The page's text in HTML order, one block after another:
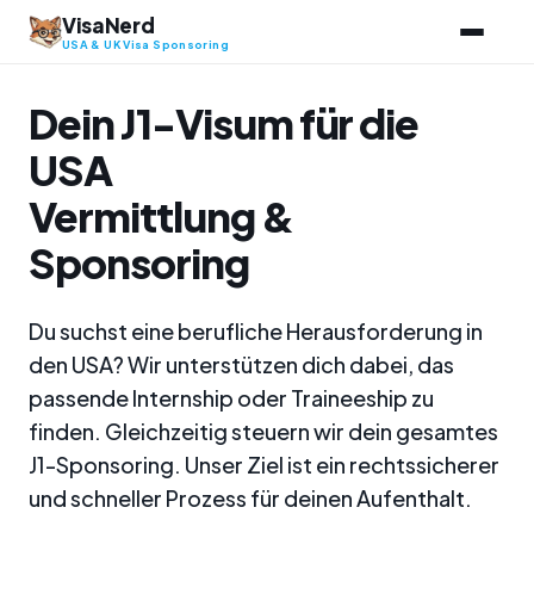
Zum
Inhalt
VisaNerd
USA & UK Visa Sponsoring
Dein J1-Visum für die
USA
Vermittlung &
Sponsoring
Du suchst eine berufliche Herausforderung in
den USA? Wir unterstützen dich dabei, das
passende Internship oder Traineeship zu
finden. Gleichzeitig steuern wir dein gesamtes
J1-Sponsoring. Unser Ziel ist ein rechtssicherer
und schneller Prozess für deinen Aufenthalt.